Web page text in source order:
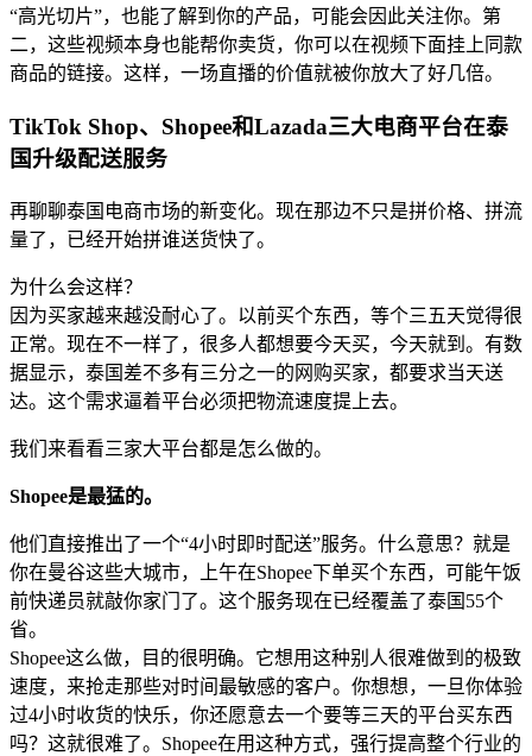
“高光切片”，也能了解到你的产品，可能会因此关注你。第
二，这些视频本身也能帮你卖货，你可以在视频下面挂上同款
商品的链接。这样，一场直播的价值就被你放大了好几倍。
TikTok Shop、Shopee和Lazada三大电商平台在泰
国升级配送服务
再聊聊泰国电商市场的新变化。现在那边不只是拼价格、拼流
量了，已经开始拼谁送货快了。
为什么会这样？
因为买家越来越没耐心了。以前买个东西，等个三五天觉得很
正常。现在不一样了，很多人都想要今天买，今天就到。有数
据显示，泰国差不多有三分之一的网购买家，都要求当天送
达。这个需求逼着平台必须把物流速度提上去。
我们来看看三家大平台都是怎么做的。
Shopee是最猛的。
他们直接推出了一个“4小时即时配送”服务。什么意思？就是
你在曼谷这些大城市，上午在Shopee下单买个东西，可能午饭
前快递员就敲你家门了。这个服务现在已经覆盖了泰国55个
省。
Shopee这么做，目的很明确。它想用这种别人很难做到的极致
速度，来抢走那些对时间最敏感的客户。你想想，一旦你体验
过4小时收货的快乐，你还愿意去一个要等三天的平台买东西
吗？这就很难了。Shopee在用这种方式，强行提高整个行业的